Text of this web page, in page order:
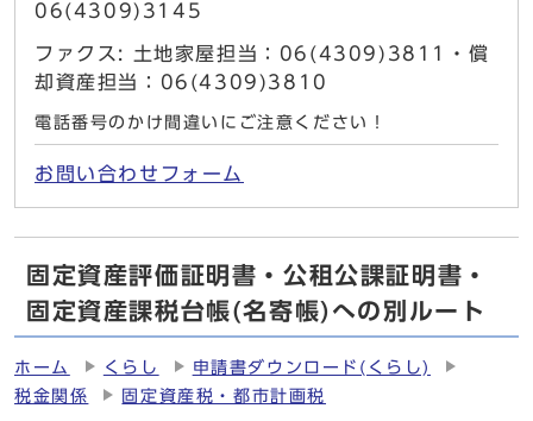
06(4309)3145
ファクス: 土地家屋担当：06(4309)3811・償
却資産担当：06(4309)3810
電話番号のかけ間違いにご注意ください！
お問い合わせフォーム
固定資産評価証明書・公租公課証明書・
固定資産課税台帳(名寄帳)への別ルート
ホーム くらし
申請書ダウンロード(くらし)
税金関係
固定資産税・都市計画税